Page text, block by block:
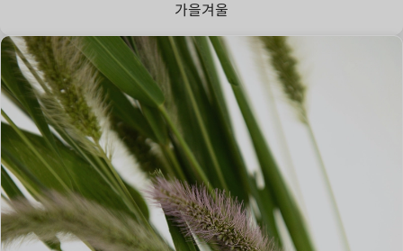
가을겨울